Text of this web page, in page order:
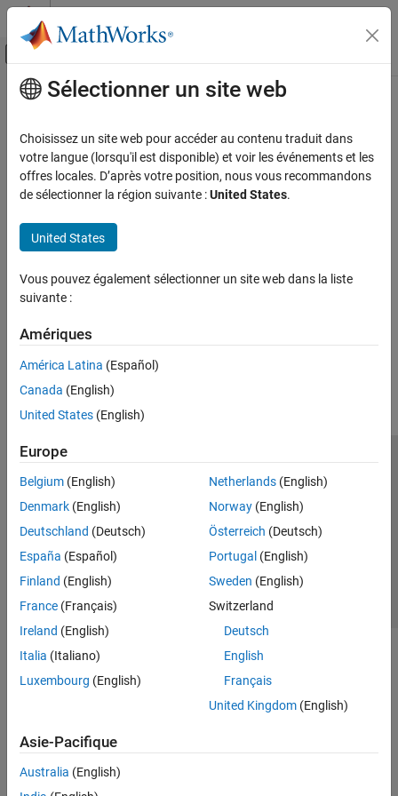
Passer au contenu
Activer/désactiver l'affichage du menu
Accueil de la documentation
Contenu principal
How useful was this information?
Sélectionner un site web
Choisissez un site web pour accéder au contenu traduit dans
votre langue (lorsqu'il est disponible) et voir les événements et les
offres locales. D’après votre position, nous vous recommandons
de sélectionner la région suivante :United States.
United States
Vous pouvez également sélectionner un site web dans la liste
suivante :
Amériques
América Latina (Español)
Canada (English)
United States (English)
Europe
Belgium (English)
Denmark (English)
Deutschland (Deutsch)
España (Español)
Finland (English)
France (Français)
Ireland (English)
Italia (Italiano)
Luxembourg (English)
Netherlands(English)
Norway(English)
Österreich (Deutsch)
Portugal (English)
Sweden (English)
Switzerland
Deutsch
English
Français
United Kingdom(English)
Asie-Pacifique
Australia (English)
Lutte anti-piratage
Contacts locaux
© 1994-2026 The MathWorks, Inc.